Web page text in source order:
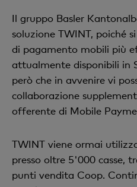
Il gruppo Basler
soluzione TWINT, poiché
di pagamento mobili più
attualmente disponibili in
però che in avvenire vi
collaborazione
offerente di Mobile
TWINT viene ormai
presso oltre 5'000 casse,
punti vendita Coop.